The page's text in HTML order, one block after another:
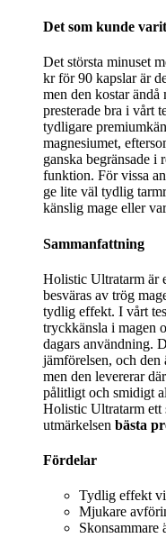
Det som kunde
Det största minuset
kr för 90 kapslar är
men den kostar ändå
presterade bra i vårt
tydligare
magnesiumet,
ganska begränsade
funktion. För vissa
ge lite väl tydlig
känslig mage eller
Sammanfattning
Holistic Ultratarm är
besväras av trög
tydlig effekt. I vårt
tryckkänsla i magen
dagars användning.
jämförelsen, och den
men den levererar
pålitligt och smidigt
Holistic Ultratarm ett
utmärkelsen bästa
Fördelar
Tydlig effekt
Mjukare
Skonsammare